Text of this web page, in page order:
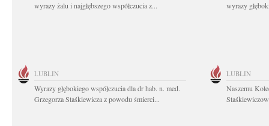
wyrazy żalu i najgłębszego współczucia z...
wyrazy
LUBLIN
Wyrazy głębokiego współczucia dla dr hab. n. med.
Grzegorza Staśkiewicza z powodu śmierci...
LUBLIN
Naszemu